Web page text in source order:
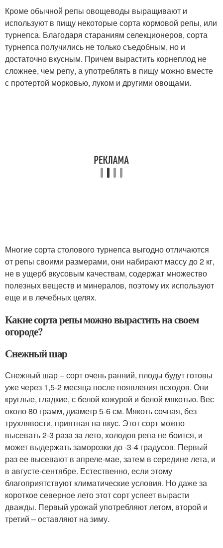
Кроме обычной репы овощеводы выращивают и
используют в пищу некоторые сорта кормовой репы, или
турнепса. Благодаря стараниям селекционеров, сорта
турнепса получились не только съедобным, но и
достаточно вкусным. Причем вырастить корнеплод не
сложнее, чем репу, а употреблять в пищу можно вместе
с протертой морковью, луком и другими овощами.
Многие сорта столового турнепса выгодно отличаются
от репы своими размерами, они набирают массу до 2 кг,
не в ущерб вкусовым качествам, содержат множество
полезных веществ и минералов, поэтому их используют
еще и в лечебных целях.
Какие сорта репы можно вырастить на своем
огороде?
Снежный шар
Снежный шар – сорт очень ранний, плоды будут готовы
уже через 1,5-2 месяца после появления всходов. Они
круглые, гладкие, с белой кожурой и белой мякотью. Вес
около 80 грамм, диаметр 5-6 см. Мякоть сочная, без
трухлявости, приятная на вкус. Этот сорт можно
высевать 2-3 раза за лето, холодов репа не боится, и
может выдержать заморозки до -3-4 градусов. Первый
раз ее высевают в апреле-мае, затем в середине лета, и
в августе-сентябре. Естественно, если этому
благоприятствуют климатические условия. Но даже за
короткое северное лето этот сорт успеет вырасти
дважды. Первый урожай употребляют летом, второй и
третий – оставляют на зиму.